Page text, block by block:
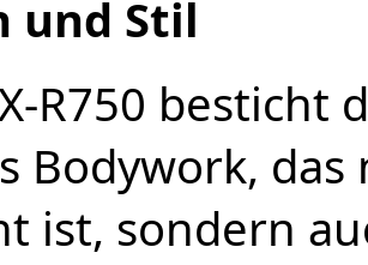
und Stil
R750
Bodywork,
ist, sondern